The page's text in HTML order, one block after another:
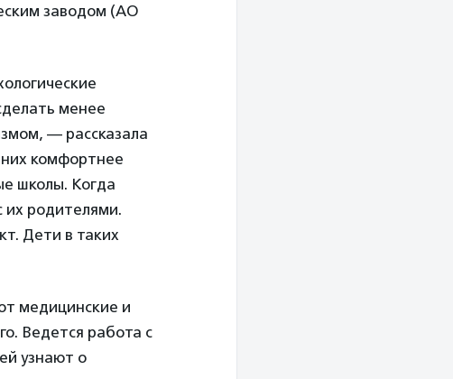
заводом (АО
менее
— рассказала
комфортнее
школы. Когда
родителями.
Дети в таких
медицинские и
Ведется работа с
узнают о